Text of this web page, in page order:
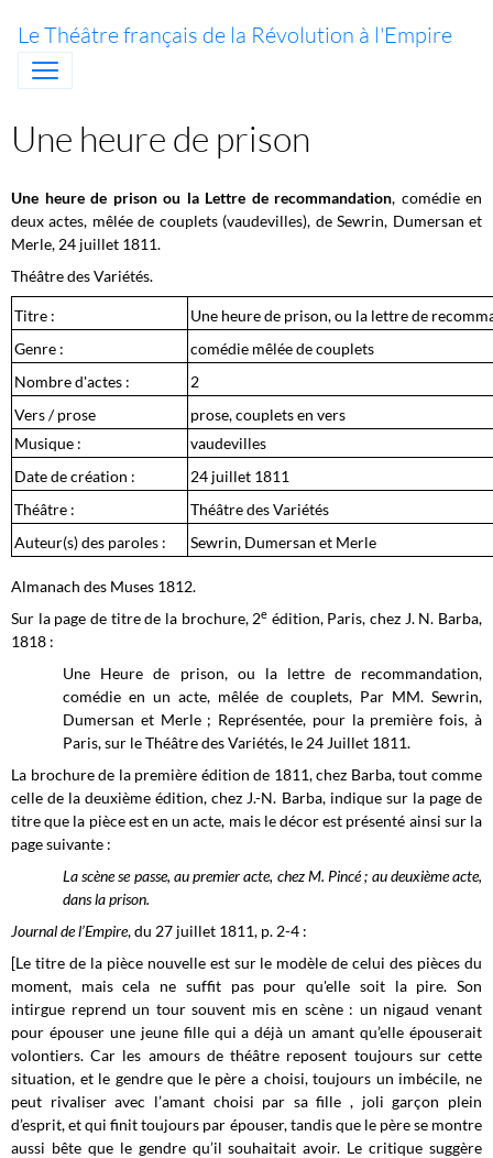
Le Théâtre français de la Révolution à l'Empire
Une heure de prison
Une heure de prison ou la Lettre de recommandation, comédie en
deux actes, mêlée de couplets (vaudevilles), de Sewrin, Dumersan et
Merle, 24 juillet 1811.
Théâtre des Variétés.
Titre :
Une heure de prison, ou la lettre de
Genre :
comédie mêlée de couplets
Nombre d'actes :
2
Vers / prose
prose, couplets en vers
Musique :
vaudevilles
Date de création :
24 juillet 1811
Théâtre :
Théâtre des Variétés
Auteur(s) des paroles :
Sewrin, Dumersan et Merle
Almanach des Muses 1812.
Sur la page de titre de la brochure, 2e édition, Paris, chez J. N. Barba,
1818 :
Une Heure de prison, ou la lettre de recommandation,
comédie en un acte, mêlée de couplets, Par MM. Sewrin,
Dumersan et Merle ; Représentée, pour la première fois, à
Paris, sur le Théâtre des Variétés, le 24 Juillet 1811.
La brochure de la première édition de 1811, chez Barba, tout comme
celle de la deuxième édition, chez J.-N. Barba, indique sur la page de
titre que la pièce est en un acte, mais le décor est présenté ainsi sur la
page suivante :
La scène se passe, au premier acte, chez M. Pincé ; au deuxième acte,
dans la prison.
Journal de l’Empire, du 27 juillet 1811, p. 2-4 :
[Le titre de la pièce nouvelle est sur le modèle de celui des pièces du
moment, mais cela ne suffit pas pour qu'elle soit la pire. Son
intirgue reprend un tour souvent mis en scène : un nigaud venant
pour épouser une jeune fille qui a déjà un amant qu’elle épouserait
volontiers. Car les amours de théâtre reposent toujours sur cette
situation, et le gendre que le père a choisi, toujours un imbécile, ne
peut rivaliser avec l’amant choisi par sa fille , joli garçon plein
d’esprit, et qui finit toujours par épouser, tandis que le père se montre
aussi bête que le gendre qu’il souhaitait avoir. Le critique suggère